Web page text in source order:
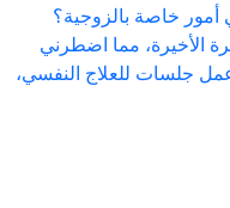
خاصة بالزوجية؟
الأخيرة، مما اضطرني
جلسات للعلاج النفسي،